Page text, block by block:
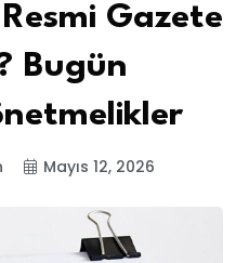
Gazete
Bugün
Mayıs 12, 2026